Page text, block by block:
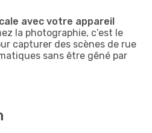
avec votre appareil
la photographie, c’est le
capturer des scènes de rue
sans être gêné par